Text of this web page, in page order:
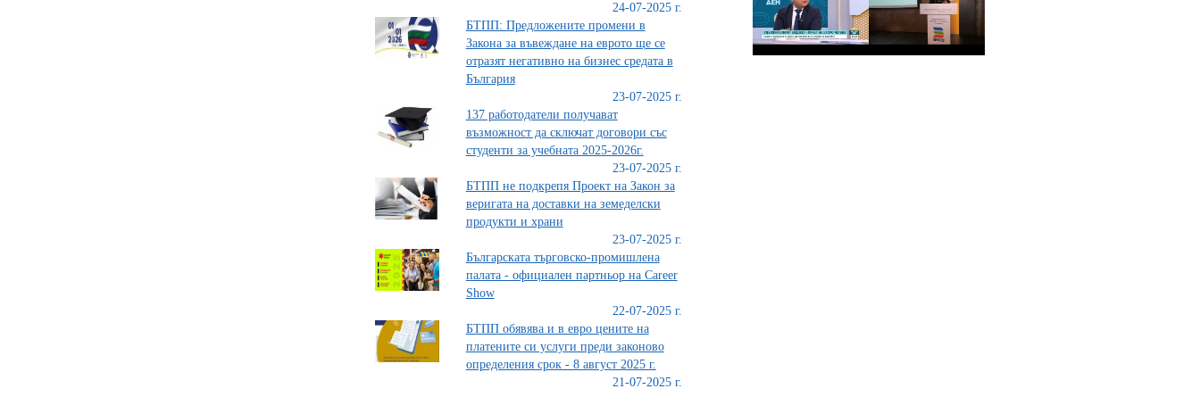
24-07-2025 г.
БТПП: Предложените промени в
Закона за въвеждане на еврото ще се
отразят негативно на бизнес средата в
България
23-07-2025 г.
137 работодатели получават
възможност да сключат договори със
студенти за учебната 2025-2026г.
23-07-2025 г.
БТПП не подкрепя Проект на Закон за
веригата на доставки на земеделски
продукти и храни
23-07-2025 г.
Българската търговско-промишлена
палата - официален партньор на Career
Show
22-07-2025 г.
БТПП обявява и в евро цените на
платените си услуги преди законово
определения срок - 8 август 2025 г.
21-07-2025 г.